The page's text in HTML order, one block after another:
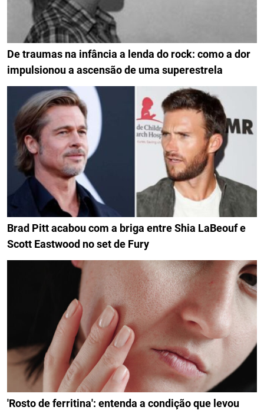
De traumas na infância a lenda do rock: como a dor
impulsionou a ascensão de uma superestrela
Brad Pitt acabou com a briga entre Shia LaBeouf e
Scott Eastwood no set de Fury
'Rosto de ferritina': entenda a condição que levou